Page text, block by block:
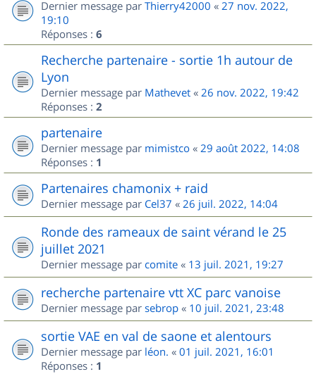
Dernier message par Thierry42000 « 27 nov. 2022,
19:10
Réponses : 6
Recherche partenaire - sortie 1h autour de
Lyon
Dernier message par Mathevet « 26 nov. 2022, 19:42
Réponses : 2
partenaire
Dernier message par mimistco « 29 août 2022, 14:08
Réponses : 1
Partenaires chamonix + raid
Dernier message par Cel37 « 26 juil. 2022, 14:04
Ronde des rameaux de saint vérand le 25
juillet 2021
Dernier message par comite « 13 juil. 2021, 19:27
recherche partenaire vtt XC parc vanoise
Dernier message par sebrop « 10 juil. 2021, 23:48
sortie VAE en val de saone et alentours
Dernier message par léon. « 01 juil. 2021, 16:01
Réponses : 1